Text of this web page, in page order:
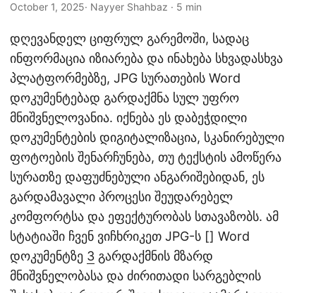
n
October 1, 2025· Nayyer Shahbaz · 5 min
დღევანდელ ციფრულ გარემოში, სადაც
ინფორმაცია იზიარება და ინახება სხვადასხვა
პლატფორმებზე, JPG სურათების Word
დოკუმენტებად გარდაქმნა სულ უფრო
მნიშვნელოვანია. იქნება ეს დაბეჭდილი
დოკუმენტების დიგიტალიზაცია, სკანირებული
ფოტოების შენარჩუნება, თუ ტექსტის ამოწერა
სურათზე დაფუძნებული ანგარიშებიდან, ეს
გარდამავალი პროცესი შეუდარებელ
კომფორტსა და ეფექტურობას სთავაზობს. ამ
სტატიაში ჩვენ ვიჩხრიკეთ JPG-ს [] Word
დოკუმენტზე 3 გარდაქმნის მზარდ
მნიშვნელობასა და ძირითადი სარგებლის